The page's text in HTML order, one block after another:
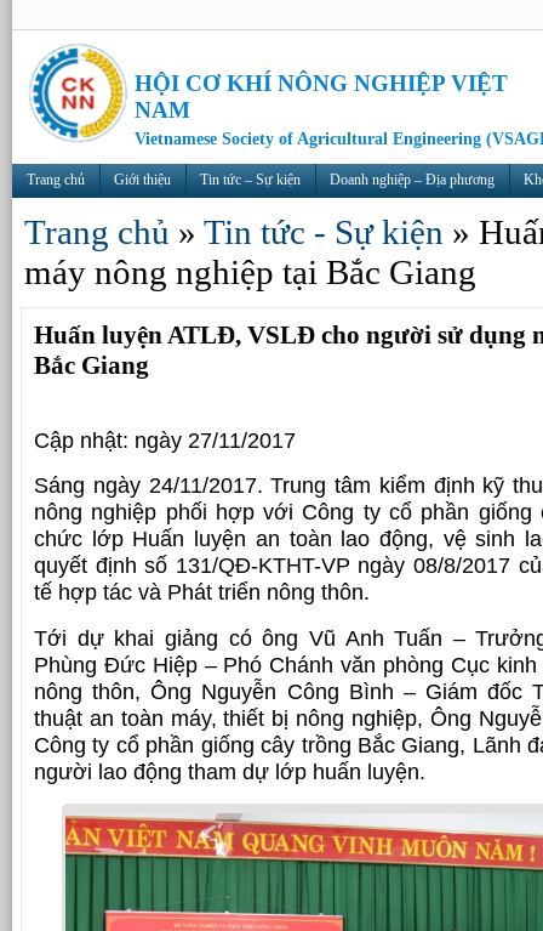
HỘI CƠ KHÍ NÔNG NGHIỆP VIỆT
NAM
Vietnamese Society of Agricultural Engineering
Trang chủ Giới thiệu Tin tức – Sự kiện Doanh nghiệp – Địa phương
Trang chủ » Tin tức - Sự kiện »
máy nông nghiệp tại Bắc Giang
Huấn luyện ATLĐ, VSLĐ cho người sử dụng
Bắc Giang
Cập nhật: ngày 27/11/2017
Sáng ngày 24/11/2017. Trung tâm kiểm định kỹ
nông nghiệp phối hợp với Công ty cổ phần giống
chức lớp Huấn luyện an toàn lao động, vệ sinh
quyết định số 131/QĐ-KTHT-VP ngày 08/8/2017
tế hợp tác và Phát triển nông thôn.
Tới dự khai giảng có ông Vũ Anh Tuấn –
Phùng Đức Hiệp – Phó Chánh văn phòng Cục
nông thôn, Ông Nguyễn Công Bình – Giám đốc
thuật an toàn máy, thiết bị nông nghiệp, Ông
Công ty cổ phần giống cây trồng Bắc Giang, Lãnh
người lao động tham dự lớp huấn luyện.